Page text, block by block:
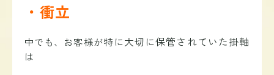
・衝立
中でも、お客様が特に大切に保管されていた掛軸
は